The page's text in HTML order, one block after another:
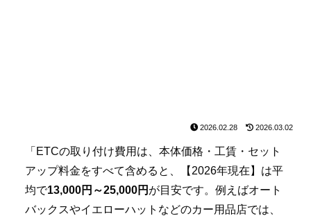
2026.02.28 2026.03.02
「ETCの取り付け費用は、本体価格・工賃・セット
アップ料金をすべて含めると、【2026年現在】は平
均で13,000円～25,000円 が目安です。例えばオート
バックスやイエローハットなどのカー用品店では、